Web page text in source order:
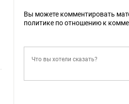
Вы можете комментировать
политике по отношению к